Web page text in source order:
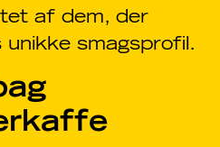
af dem, der
smagsprofil.